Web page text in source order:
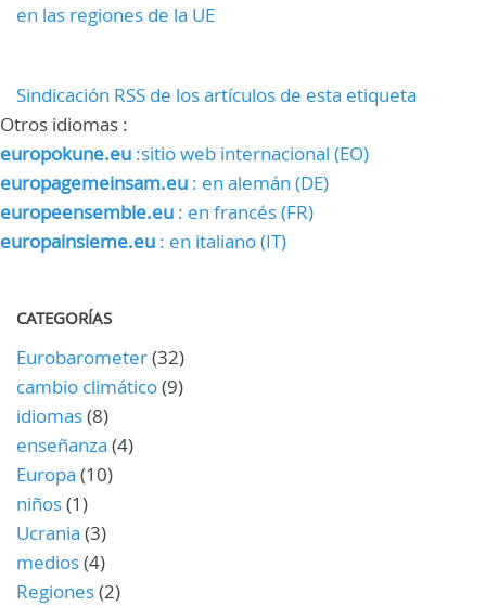
en las regiones de la UE
Sindicación RSS de los artículos de esta etiqueta
Otros idiomas :
europokune.eu :sitio web internacional (EO)
europagemeinsam.eu : en alemán (DE)
europeensemble.eu : en francés (FR)
europainsieme.eu : en italiano (IT)
CATEGORÍAS
Eurobarometer(32)
cambio climático(9)
idiomas(8)
enseñanza (4)
Europa (10)
niños(1)
Ucrania (3)
medios(4)
Regiones(2)